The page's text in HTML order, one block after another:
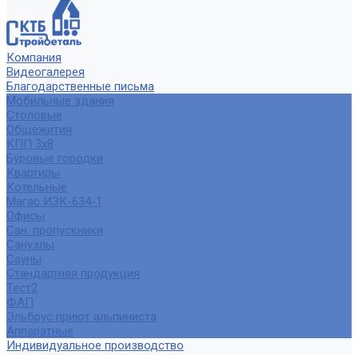
Компания
Видеогалерея
Благодарственные письма
Мобильные здания
Столовые
Общежития
КПП 3х8
Буровые городки
Квартиры
Котельные
Магас ИЗК-634-1
Офисы
Сан. пропускники
Санузлы
Сауны
Стандартная продукция
Тест2
ФАП
Эльбрус приют альпиниста
Аппаратные
Индивидуальное производство